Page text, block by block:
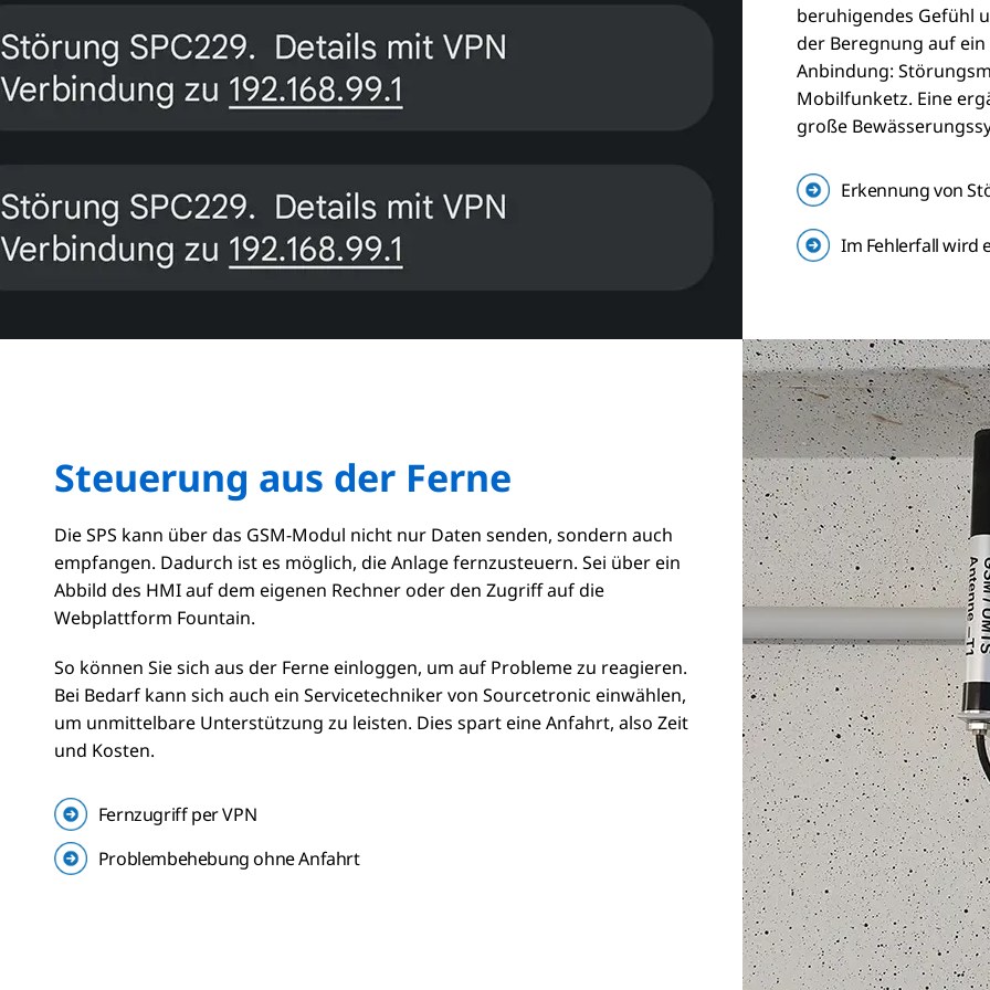
beruhigendes Gefühl
der Beregnung auf
Anbindung:
Mobilfunketz. Eine
große
Erkennung von
Im Fehlerfall wird
Steuerung aus der Ferne
Die SPS kann über das GSM-Modul nicht nur Daten senden, sondern auch
empfangen. Dadurch ist es möglich, die Anlage fernzusteuern. Sei über ein
Abbild des HMIauf dem eigenen Rechner oder den Zugriff auf die
Webplattform Fountain.
So können Sie sich aus der Ferne einloggen, um auf Probleme zu reagieren.
Bei Bedarf kann sich auch ein Servicetechniker von Sourcetronic einwählen,
um unmittelbare Unterstützung zu leisten. Dies spart eine Anfahrt, also Zeit
und Kosten.
Fernzugriff per VPN
Problembehebung ohne Anfahrt